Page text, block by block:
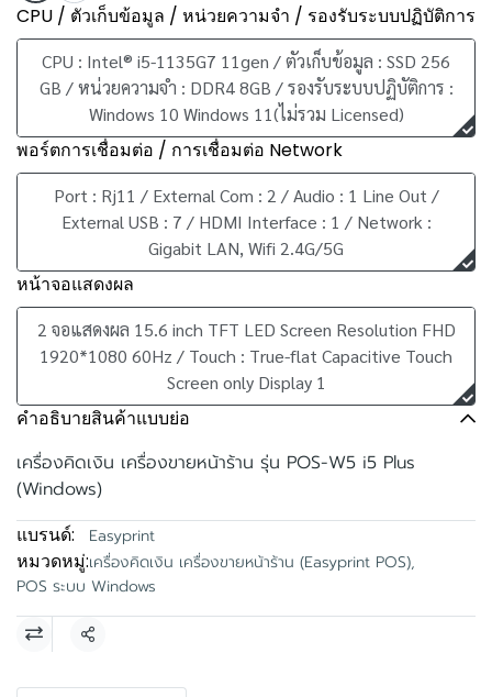
CPU / ตัวเก็บข้อมูล / หน่วยความจำ / รองรับระบบปฏิบัติการ
CPU : Intel® i5-1135G7 11gen / ตัวเก็บข้อมูล : SSD 256
GB / หน่วยความจำ : DDR4 8GB / รองรับระบบปฏิบัติการ :
Windows 10 Windows 11(ไม่รวม Licensed)
พอร์ตการเชื่อมต่อ / การเชื่อมต่อ Network
Port : Rj11 / External Com : 2 / Audio : 1 Line Out /
External USB : 7 / HDMI Interface : 1 / Network :
Gigabit LAN, Wifi 2.4G/5G
หน้าจอแสดงผล
2 จอแสดงผล 15.6 inch TFT LED Screen Resolution FHD
1920*1080 60Hz / Touch : True-flat Capacitive Touch
Screen only Display 1
คำอธิบายสินค้าแบบย่อ
เครื่องคิดเงิน เครื่องขายหน้าร้าน รุ่น POS-W5 i5 Plus
(Windows)
แบรนด์: Easyprint
หมวดหมู่:เครื่องคิดเงิน เครื่องขายหน้าร้าน (Easyprint POS),
POS ระบบ Windows
แชร์